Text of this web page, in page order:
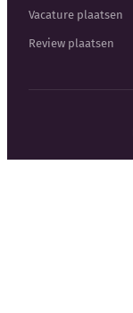
Vacature plaatsen
Review plaatsen